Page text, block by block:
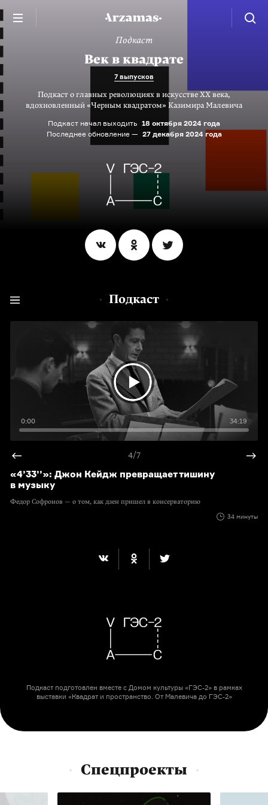
Подкаст
Век в квадрате
7 выпусков
Подкаст о главных революциях в искусстве XX века,
вдохновленный «Черным квадратом» Казимира Малевича
Подкаст начал выходить 18 октября 2024 года
Последнее обновление — 27 декабря 2024 года
Подкаст
0:00 34:19
4/7
«4’33’’»: Джон Кейдж превращает тишину
в музыку
Федор Софронов — о том, как дзен пришел в консерваторию
34 минуты
Подкаст подготовлен вместе с Домом культуры «ГЭС-2» в рамках
выставки «Квадрат и пространство. От Малевича до ГЭС-2»
Спецпроекты